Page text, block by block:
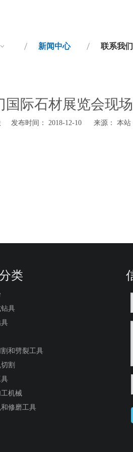
新闻中心 联系我们
国际石材展览会现场
发布时间： 2018-12-10 来源： 本站
类
具
和劈裂工具
割
机械
修磨工具